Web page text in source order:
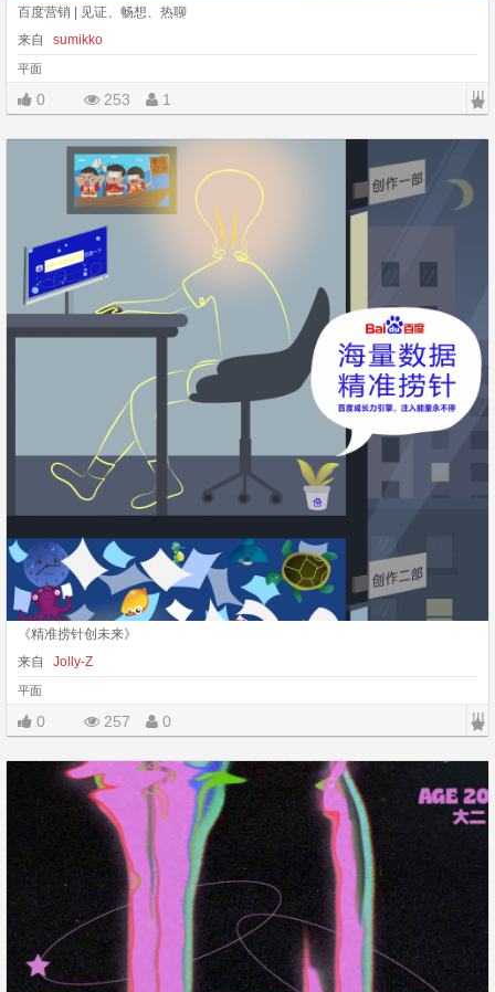
百度营销 | 见证、畅想、热聊
来自
sumikko
平面
0 253 1 |||
《精准捞针创未来》
来自
Jolly-Z
平面
0 257 0 |||